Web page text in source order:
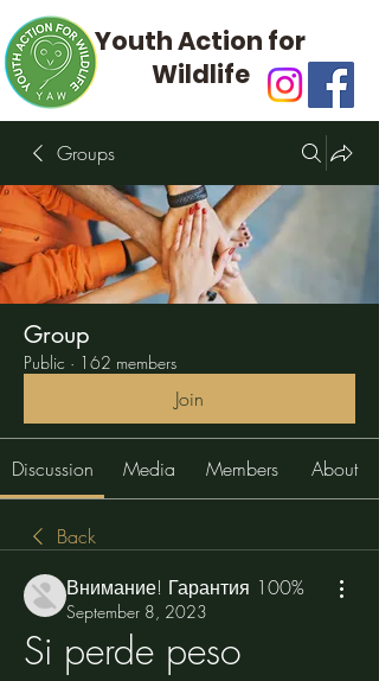
Youth Action for
Wildlife
Groups
Group
Public · 162 members
Join
Discussion Media Members About
Back
Внимание! Гарантия 100%
September 8, 2023
Si perde peso